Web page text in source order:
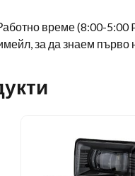
време (8:00-5:00
за да знаем